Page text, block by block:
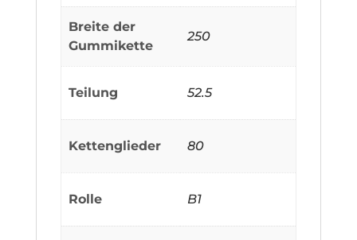
Breite der
Gummikette
250
Teilung 52.5
Kettenglieder 80
Rolle B1